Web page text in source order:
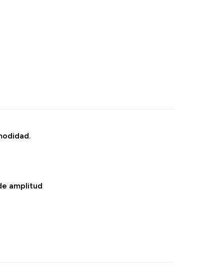
amplitud